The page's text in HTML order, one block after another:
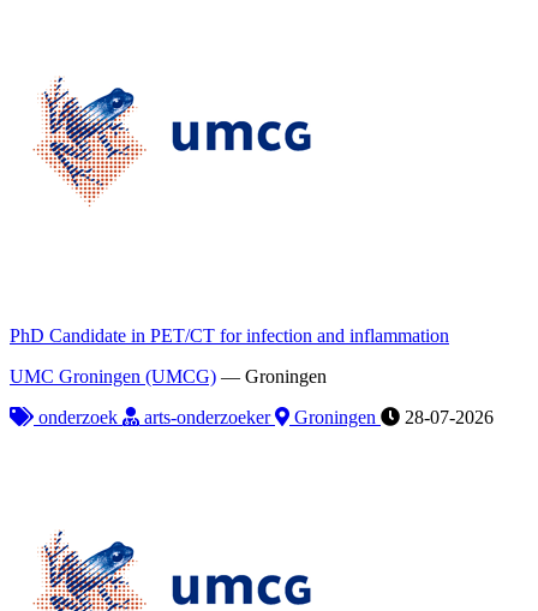
PhD Candidate in PET/CT for infection and inflammation
UMC Groningen (UMCG) — Groningen
onderzoek
arts-onderzoeker Groningen 28-07-2026